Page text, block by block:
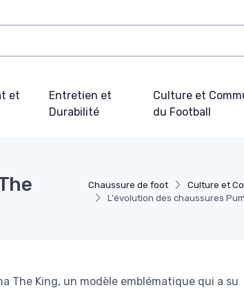
et
Entretien et
Durabilité
Culture et
du Football
Chaussure de foot Culture et
L'évolution des chaussures
The King, un modèle emblématique qui a su